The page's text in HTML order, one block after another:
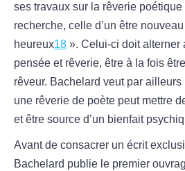
ses travaux sur la rêverie poétique
recherche, celle d’un être nouveau
heureux18 ». Celui-ci doit alterner
pensée et rêverie, être à la fois
rêveur. Bachelard veut par ailleurs
une rêverie de poète peut mettre
et être source d’un bienfait
Avant de consacrer un écrit
Bachelard publie le premier